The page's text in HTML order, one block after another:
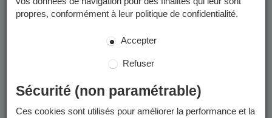
2025/2026
Toutes les programmations et informations utiles des
modules et des stages se trouvent dans les documents à
Stages sportifs des vacances d'été
propres, conformément à leur politique de confidentialité.
Accepter
Refuser
Sécurité (non paramétrable)
Ces cookies sont utilisés pour améliorer la performance et la